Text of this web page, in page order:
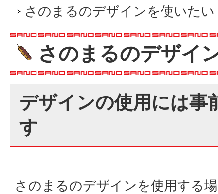
さのまるのデザインを使いたい
さのまるのデザイ
デザインの使用には事
す
さのまるのデザインを使用する